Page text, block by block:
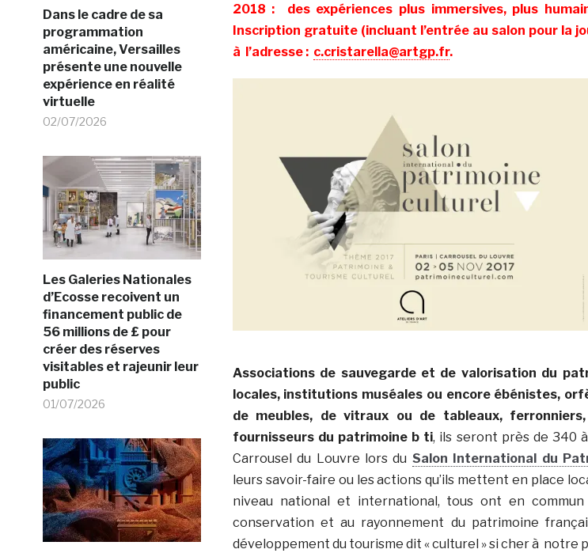
Dans le cadre de sa
programmation
américaine, Versailles
présente une nouvelle
expérience en réalité
virtuelle
02/07/2026
Les Galeries Nationales
d’Ecosse recoivent un
financement public de
56 millions de £ pour
créer des réserves
visitables et rajeunir leur
public
01/07/2026
2018 : des expériences plus immersives, plus
Inscription gratuite (incluant l’entrée au salon pour la
à l’adresse : c.cristarella@artgp.fr.
Associations de sauvegarde et de valorisation du
locales, institutions muséales ou encore ébénistes,
de meubles, de vitraux ou de tableaux,
fournisseurs du patrimoine b ti, ils seront près de 340
Carrousel du Louvre lors du Salon International du
leurs savoir-faire ou les actions qu’ils mettent en place
niveau national et international, tous ont en
conservation et au rayonnement du patrimoine
développement du tourisme dit « culturel » si cher à notre